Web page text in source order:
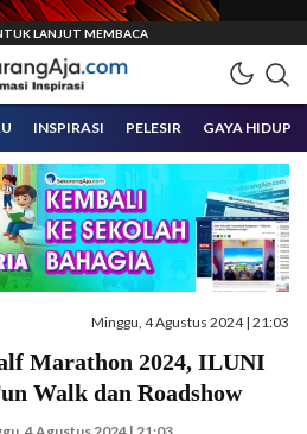
Malang Raya
INSPIRASI PELESIR GAYA HIDUP
Minggu, 4 Agustus 2024 | 21:03
Marathon 2024, ILUNI
Walk dan Roadshow